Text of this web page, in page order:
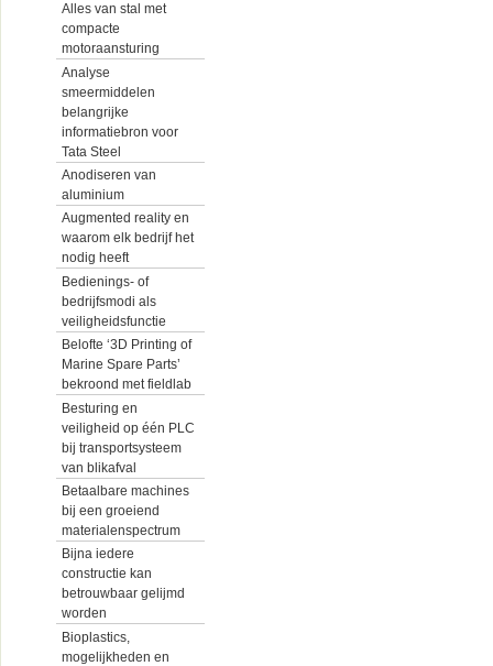
Alles van stal met
compacte
motoraansturing
Analyse
smeermiddelen
belangrijke
informatiebron voor
Tata Steel
Anodiseren van
aluminium
Augmented reality en
waarom elk bedrijf het
nodig heeft
Bedienings- of
bedrijfsmodi als
veiligheidsfunctie
Belofte ‘3D Printing of
Marine Spare Parts’
bekroond met fieldlab
Besturing en
veiligheid op één PLC
bij transportsysteem
van blikafval
Betaalbare machines
bij een groeiend
materialenspectrum
Bijna iedere
constructie kan
betrouwbaar gelijmd
worden
Bioplastics,
mogelijkheden en